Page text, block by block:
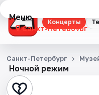
Концерты
Меню
Санкт-Петербург
Концерты
Театр
Ночной режим
Санкт-Петербург